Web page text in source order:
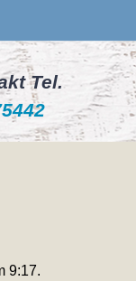
Tel.
9:17.